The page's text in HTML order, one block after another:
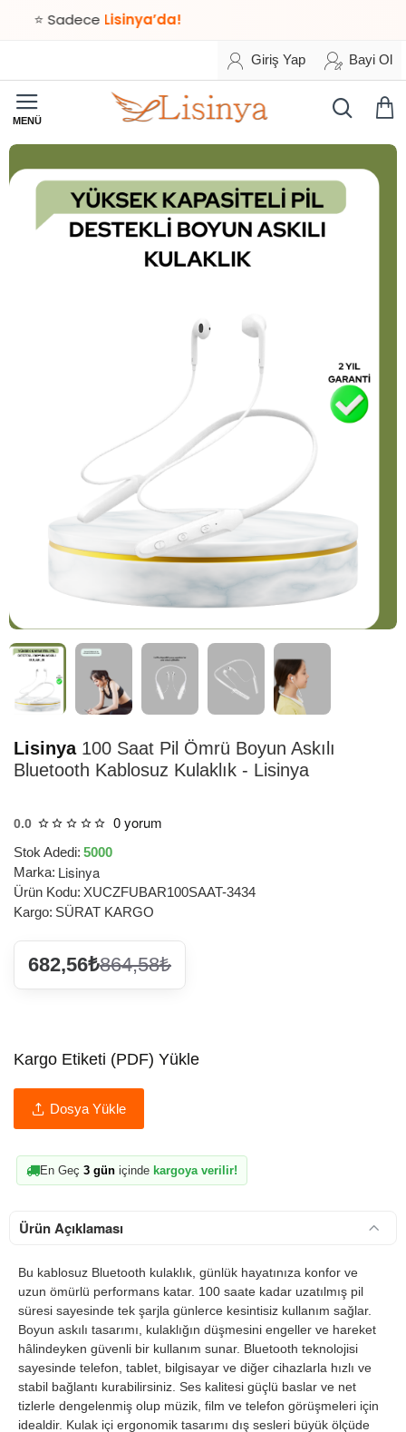
⭐ SadeceLisinya’da!
Giriş Yap Bayi Ol
TESLİMAT
Lisinya100 Saat Pil Ömrü Boyun Askılı
Bluetooth Kablosuz Kulaklık - Lisinya
0.0 0 yorum
Stok Adedi: 5000
Marka: Lisinya
Ürün Kodu: XUCZFUBAR100SAAT-3434
Kargo: SÜRAT KARGO
682,56₺864,58₺
Kargo Etiketi (PDF) Yükle
Dosya Yükle
En Geç 3 gün içinde kargoya verilir!
Ürün Açıklaması
Bu kablosuz Bluetooth kulaklık, günlük hayatınıza konfor ve
uzun ömürlü performans katar. 100 saate kadar uzatılmış pil
süresi sayesinde tek şarjla günlerce kesintisiz kullanım sağlar.
Boyun askılı tasarımı, kulaklığın düşmesini engeller ve hareket
hâlindeyken güvenli bir kullanım sunar. Bluetooth teknolojisi
sayesinde telefon, tablet, bilgisayar ve diğer cihazlarla hızlı ve
stabil bağlantı kurabilirsiniz. Ses kalitesi güçlü baslar ve net
tizlerle dengelenmiş olup müzik, film ve telefon görüşmeleri için
idealdir. Kulak içi ergonomik tasarımı dış sesleri büyük ölçüde